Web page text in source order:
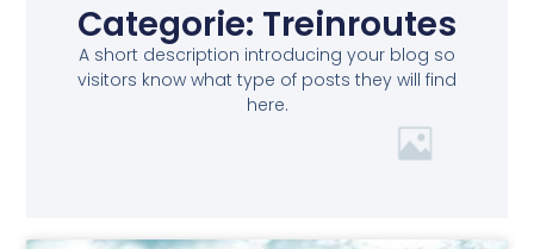
Categorie: Treinroutes
A short description introducing your blog so
visitors know what type of posts they will find
here.